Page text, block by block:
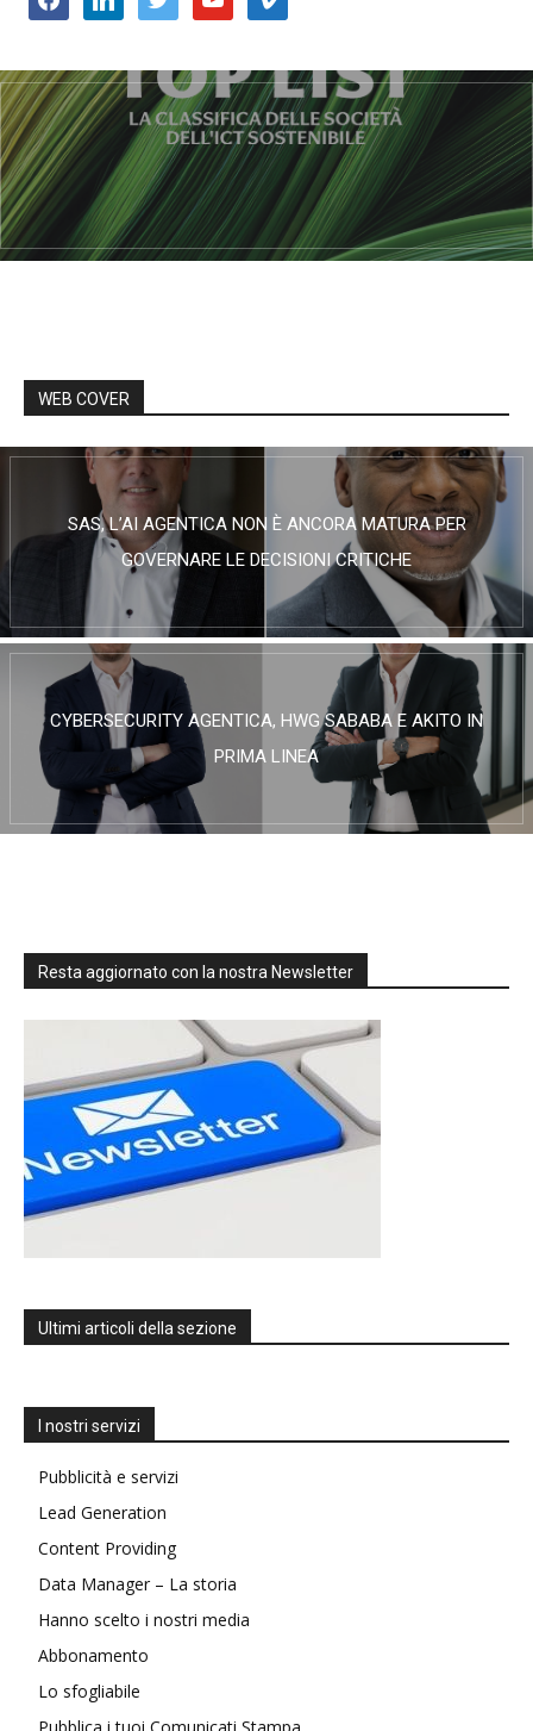
WEB COVER
SAS, L’AI AGENTICA NON È ANCORA MATURA PER
GOVERNARE LE DECISIONI CRITICHE
CYBERSECURITY AGENTICA, HWG SABABA E AKITO IN
PRIMA LINEA
Resta aggiornato con la nostra Newsletter
Ultimi articoli della sezione
I nostri servizi
Pubblicità e servizi
Lead Generation
Content Providing
Data Manager – La storia
Hanno scelto i nostri media
Abbonamento
Lo sfogliabile